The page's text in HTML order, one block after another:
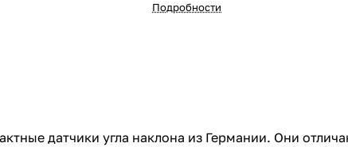
Подробности
датчики угла наклона из Германии. Они